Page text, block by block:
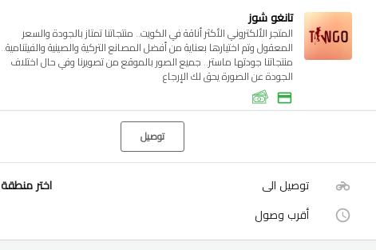
تانغو شوز
المتجر الألكتروني الأكثر أناقة في الكويت.. منتجاتنا تمتاز بالجودة والسعر
المعقول وتم اختيارها بعناية من أفضل المصانع التركية والصينية والفيتنامية..
منتجاتنا جودتها ماستر.. جميع الصور بالموقع من تصويرنا وفي حال اختلاف
الجودة عن الصورة يحق لك الإرجاع
توصيل
توصيل الى اختر منطقة
أقرب وصول